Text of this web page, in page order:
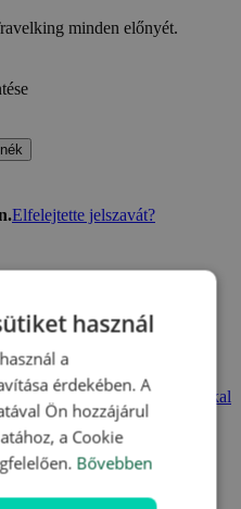
minden előnyét.
Elfelejtette jelszavát?
Bejelentkezés Google fiókkal
kapcsán
feltételeket
.
használ
a
érdekében. A
Ön hozzájárul
a Cookie
Bővebben